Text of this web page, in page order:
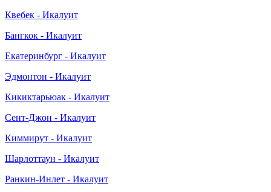
Квебек - Икалуит
Бангкок - Икалуит
Екатеринбург - Икалуит
Эдмонтон - Икалуит
Кикиктарьюак - Икалуит
Сент-Джон - Икалуит
Киммирут - Икалуит
Шарлоттаун - Икалуит
Ранкин-Инлет - Икалуит